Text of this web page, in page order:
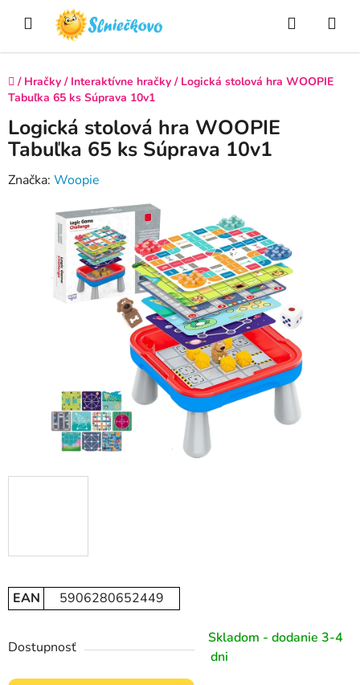
Hľadať
Domov
/ Hračky / Interaktívne hračky / Logická stolová hra WOOPIE
Tabuľka 65 ks Súprava 10v1
EAN 5906280652449
Dostupnosť
Skladom - dodanie 3-4
dni
Logická stolová hra WOOPIE
Tabuľka 65 ks Súprava 10v1
Značka: Woopie